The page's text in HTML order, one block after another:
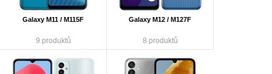
Galaxy M11 / M115F
9 produktů
Galaxy M12 / M127F
8 produktů